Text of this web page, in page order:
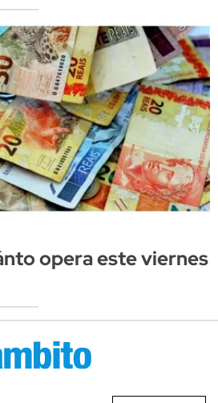
opera este viernes